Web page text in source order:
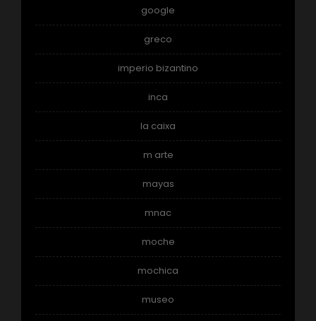
google
greco
imperio bizantino
inca
la caixa
m arte
mayas
mnac
moche
mochica
museo